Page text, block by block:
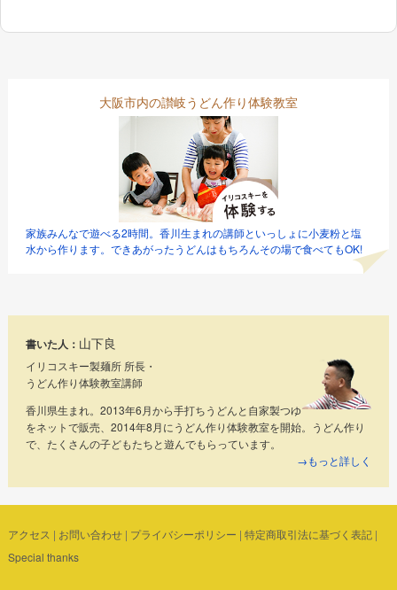
大阪市内の讃岐うどん作り体験教室
家族みんなで遊べる2時間。香川生まれの講師といっしょに小麦粉と塩
水から作ります。できあがったうどんはもちろんその場で食べてもOK!
書いた人： 山下良
イリコスキー製麺所 所長・
うどん作り体験教室講師
香川県生まれ。2013年6月から手打ちうどんと自家製つゆ
をネットで販売、2014年8月にうどん作り体験教室を開始。うどん作り
で、たくさんの子どもたちと遊んでもらっています。
→もっと詳しく
アクセス | お問い合わせ| プライバシーポリシー | 特定商取引法に基づく表記|
Special thanks